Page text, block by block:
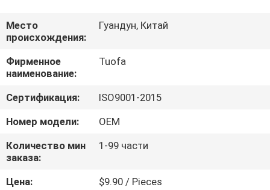
НАС
ЭКСКУРСИЯ
ПО
ЗАВОДУ
КОНТРОЛЬ
КАЧЕСТВА
Место
происхождения:
Гуандун, Китай
Фирменное
наименование:
Tuofa
Сертификация:
ISO9001-2015
Номер модели:
OEM
Количество мин
заказа:
1-99 части
Цена:
$9.90 / Pieces